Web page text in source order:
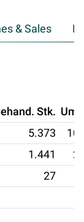
& Sales
Stk.
5.373
1.441
27